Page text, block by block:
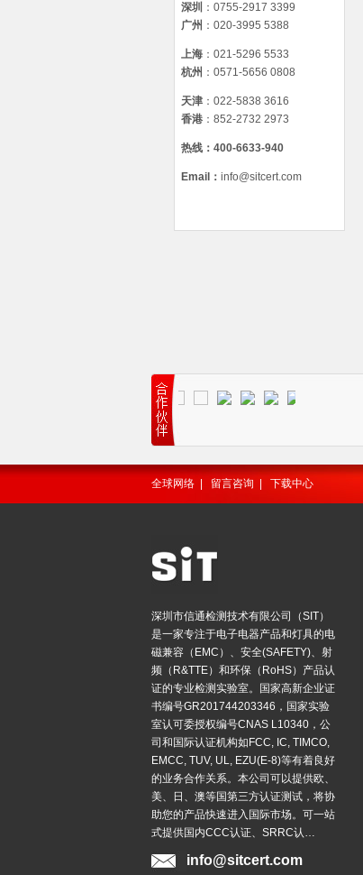
深圳 ：0755-2917 3399
广州 ：020-3995 5388
上海 ：021-5296 5533
杭州 ：0571-5656 0808
天津 ：022-5838 3616
香港 ：852-2732 2973
热线： 400-6633-940
Email ： info@sitcert.com
全球网络 留言咨询 下载中心
深圳市信通检测技术有限公司（SIT）
是一家专注于电子电器产品和灯具的电
磁兼容（EMC）、安全(SAFETY)、射
频（R&TTE）和环保（RoHS）产品认
证的专业检测实验室。国家高新企业证
书编号GR201744203346，国家实验
室认可委授权编号CNAS L10340，公
司和国际认证机构如FCC, IC, TIMCO,
EMCC, TUV, UL, EZU(E-8)等有着良好
的业务合作关系。本公司可以提供欧、
美、日、澳等国第三方认证测试，将协
助您的产品快速进入国际市场。可一站
式提供国内CCC认证、SRRC认…
info@sitcert.com